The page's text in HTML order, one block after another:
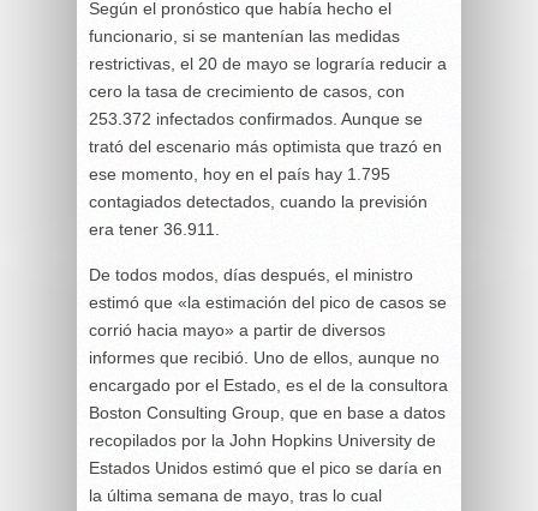
Según el pronóstico que había hecho el
funcionario, si se mantenían las medidas
restrictivas, el 20 de mayo se lograría reducir a
cero la tasa de crecimiento de casos, con
253.372 infectados confirmados. Aunque se
trató del escenario más optimista que trazó en
ese momento, hoy en el país hay 1.795
contagiados detectados, cuando la previsión
era tener 36.911.
De todos modos, días después, el ministro
estimó que «la estimación del pico de casos se
corrió hacia mayo» a partir de diversos
informes que recibió. Uno de ellos, aunque no
encargado por el Estado, es el de la consultora
Boston Consulting Group, que en base a datos
recopilados por la John Hopkins University de
Estados Unidos estimó que el pico se daría en
la última semana de mayo, tras lo cual